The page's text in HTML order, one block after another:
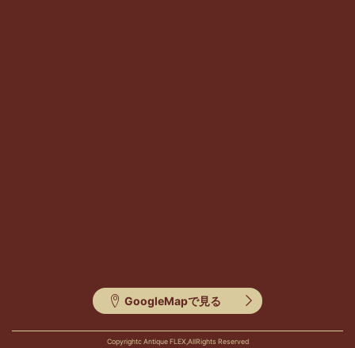
GoogleMapで見る
Copyrightc Antique FLEX,AllRights Reserved